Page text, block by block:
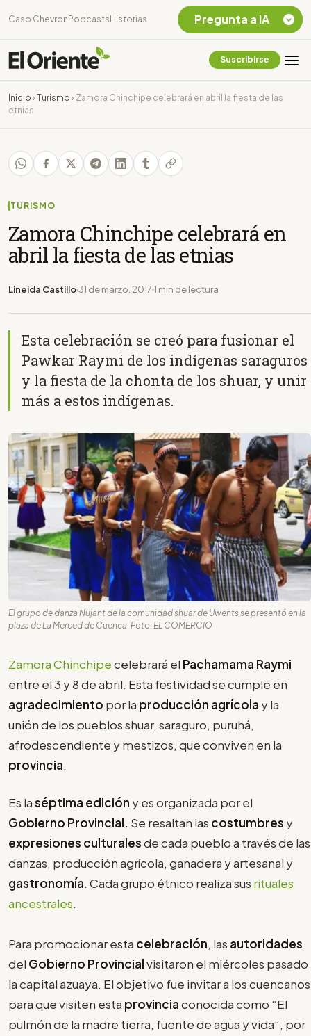
Caso Chevron Podcasts Historias
Suscribirse
Inicio › Turismo › Zamora Chinchipe celebrará en abril la fiesta de las
etnias
TURISMO
Zamora Chinchipe celebrará en
abril la fiesta de las etnias
Lineida Castillo31 de marzo, 2017 1 min de lectura
Esta celebración se creó para fusionar el
Pawkar Raymi de los indígenas saraguros
y la fiesta de la chonta de los shuar, y unir
más a estos indígenas.
El grupo de danza Nujant de la comunidad shuar de Uwents se presentó en la
plaza de La Merced de Cuenca. Foto: EL COMERCIO
Zamora Chinchipecelebrará el Pachamama Raymi
entre el 3 y 8 de abril. Esta festividad se cumple en
agradecimiento por la producción agrícola y la
unión de los pueblos shuar, saraguro, puruhá,
afrodescendiente y mestizos, que conviven en la
provincia.
Es laséptima edición y es organizada por el
Gobierno Provincial. Se resaltan las costumbres y
expresiones culturalesde cada pueblo a través de las
danzas, producción agrícola, ganadera y artesanal y
gastronomía. Cada grupo étnico realiza sus rituales
ancestrales.
Para promocionar esta celebración, las autoridades
del Gobierno Provincialvisitaron el miércoles pasado
la capital azuaya. El objetivo fue invitar a los cuencanos
para que visiten esta provinciaconocida como “El
pulmón de la madre tierra, fuente de agua y vida”, por
Pregunta a IA
Chevron Ecuador